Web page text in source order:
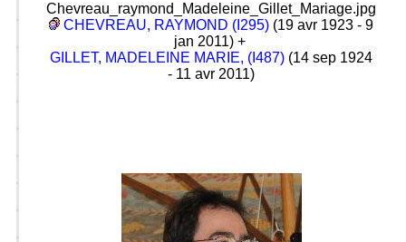
Chevreau_raymond_Madeleine_Gillet_Mariage.jpg
CHEVREAU, RAYMOND (I295) (19 avr 1923 - 9
jan 2011) +
GILLET, MADELEINE MARIE, (I487) (14 sep 1924
- 11 avr 2011)